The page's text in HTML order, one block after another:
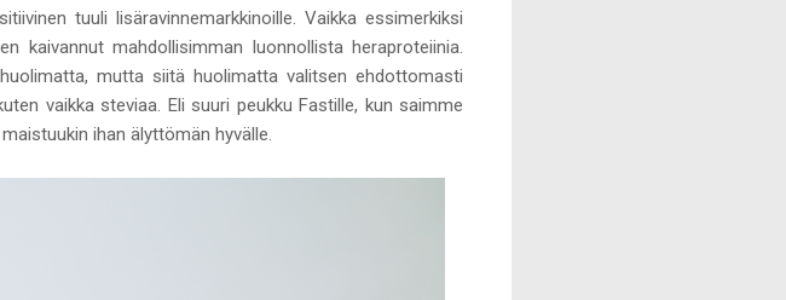
tuuli lisäravinnemarkkinoille. Vaikka essimerkiksi
kaivannut mahdollisimman luonnollista heraproteiinia.
mutta siitä huolimatta valitsen ehdottomasti
vaikka steviaa. Eli suuri peukku Fastille, kun saimme
ihan älyttömän hyvälle.